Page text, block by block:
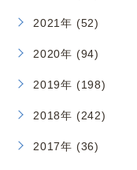
2021年 (52)
2020年 (94)
2019年 (198)
2018年 (242)
2017年 (36)